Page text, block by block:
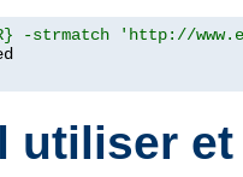
-strmatch 'http://
utiliser